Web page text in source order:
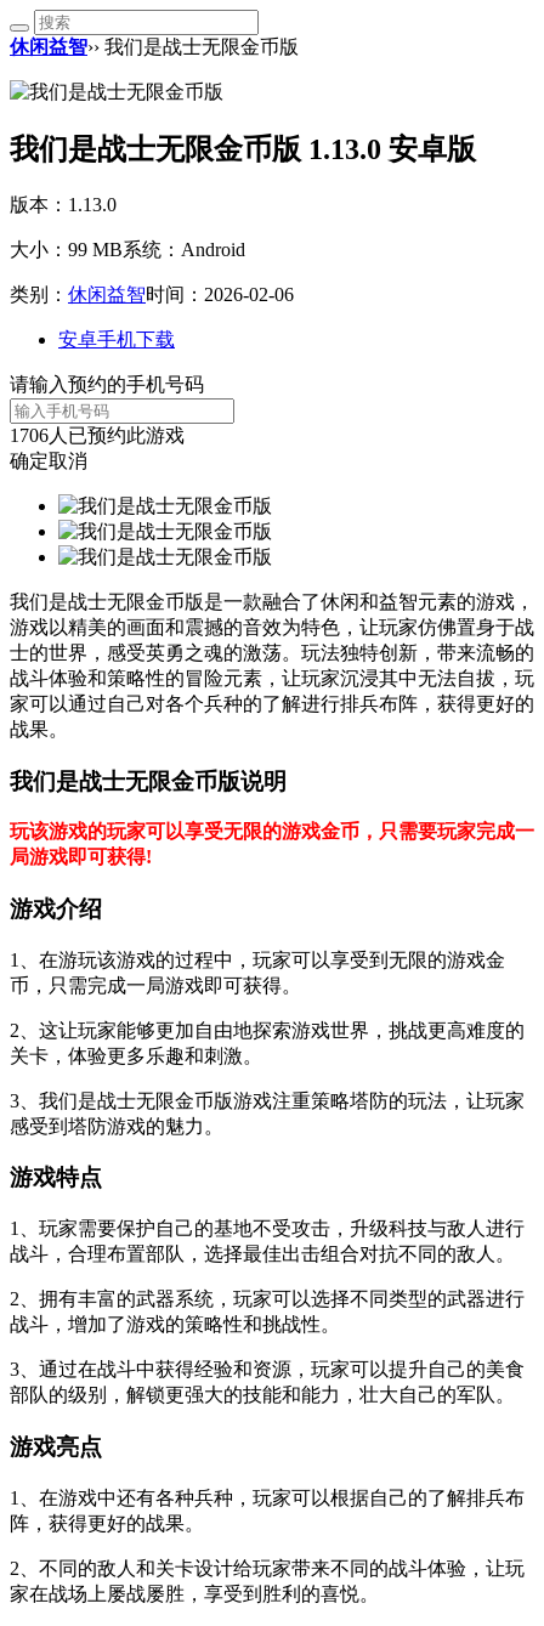
休闲益智›› 我们是战士无限金币版
我们是战士无限金币版 1.13.0 安卓版
版本：1.13.0
大小：99 MB系统：Android
类别： 休闲益智时间：2026-02-06
安卓手机下载
请输入预约的手机号码
1706人已预约此游戏
确定取消
我们是战士无限金币版是一款融合了休闲和益智元素的游戏，
游戏以精美的画面和震撼的音效为特色，让玩家仿佛置身于战
士的世界，感受英勇之魂的激荡。玩法独特创新，带来流畅的
战斗体验和策略性的冒险元素，让玩家沉浸其中无法自拔，玩
家可以通过自己对各个兵种的了解进行排兵布阵，获得更好的
战果。
我们是战士无限金币版说明
玩该游戏的玩家可以享受无限的游戏金币，只需要玩家完成一
局游戏即可获得!
游戏介绍
1、在游玩该游戏的过程中，玩家可以享受到无限的游戏金
币，只需完成一局游戏即可获得。
2、这让玩家能够更加自由地探索游戏世界，挑战更高难度的
关卡，体验更多乐趣和刺激。
3、我们是战士无限金币版游戏注重策略塔防的玩法，让玩家
感受到塔防游戏的魅力。
游戏特点
1、玩家需要保护自己的基地不受攻击，升级科技与敌人进行
战斗，合理布置部队，选择最佳出击组合对抗不同的敌人。
2、拥有丰富的武器系统，玩家可以选择不同类型的武器进行
战斗，增加了游戏的策略性和挑战性。
3、通过在战斗中获得经验和资源，玩家可以提升自己的美食
部队的级别，解锁更强大的技能和能力，壮大自己的军队。
游戏亮点
1、在游戏中还有各种兵种，玩家可以根据自己的了解排兵布
阵，获得更好的战果。
2、不同的敌人和关卡设计给玩家带来不同的战斗体验，让玩
家在战场上屡战屡胜，享受到胜利的喜悦。